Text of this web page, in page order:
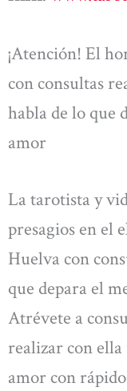
¡Atención! El
con consultas
habla de lo que
amor
La tarotista y
presagios en el
Huelva con
que depara el
Atrévete a
realizar con
amor con